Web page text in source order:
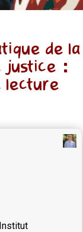
de la
justice :
lecture